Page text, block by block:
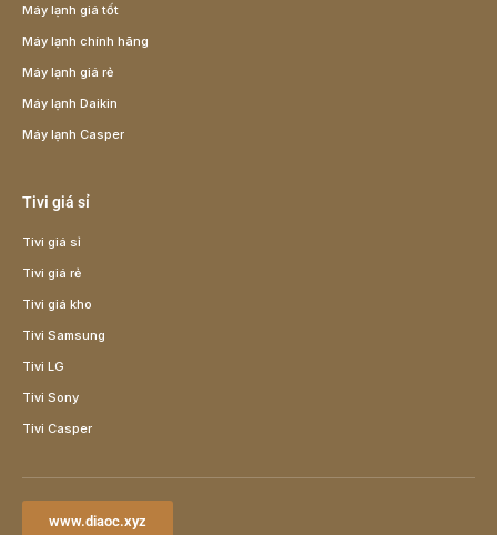
Máy lạnh giá tốt
Máy lạnh chính hãng
Máy lạnh giá rẻ
Máy lạnh Daikin
Máy lạnh Casper
Tivi giá sỉ
Tivi giá sỉ
Tivi giá rẻ
Tivi giá kho
Tivi Samsung
Tivi LG
Tivi Sony
Tivi Casper
www.diaoc.xyz